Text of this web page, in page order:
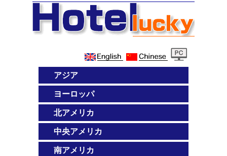
アジア
ヨーロッパ
北アメリカ
中央アメリカ
南アメリカ